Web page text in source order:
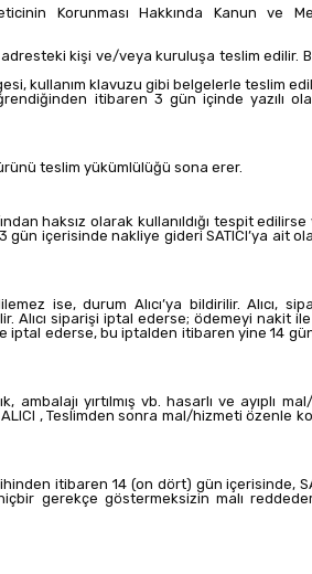
Korunması Hakkında Kanun ve
adresteki kişi ve/veya kuruluşa teslim edilir.
kullanım klavuzu gibi belgelerle teslim
itibaren 3 gün içinde yazılı
ürünü teslim yükümlülüğü sona erer.
haksız olarak kullanıldığı tespit
içerisinde nakliye gideri SATICI’ya ait
ise, durum Alıcı’ya bildirilir. Alıcı,
siparişi iptal ederse; ödemeyi nakit
iptal ederse, bu iptalden itibaren yine 14
yırtılmış vb. hasarlı ve ayıplı
, Teslimden sonra mal/hizmeti özenle
itibaren 14 (on dört) gün içerisinde,
gerekçe göstermeksizin malı